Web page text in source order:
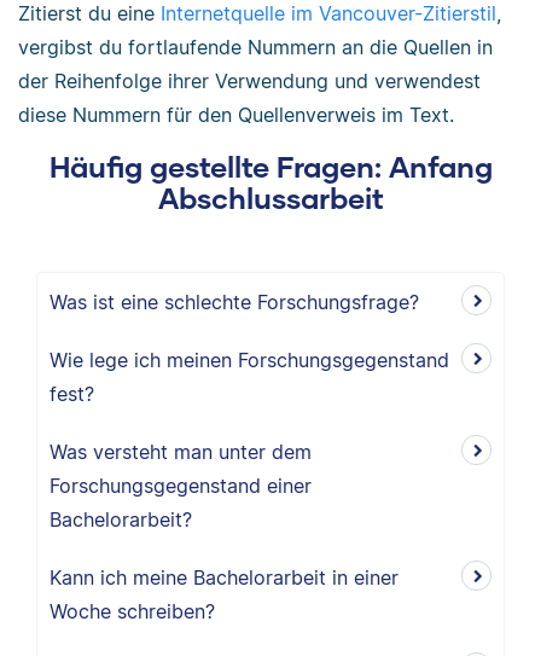
Zitierst du eine Internetquelle im Vancouver-Zitierstil,
vergibst du fortlaufende Nummern an die Quellen in
der Reihenfolge ihrer Verwendung und verwendest
diese Nummern für den Quellenverweis im Text.
Häufig gestellte Fragen: Anfang
Abschlussarbeit
Was ist eine schlechte Forschungsfrage?
Wie lege ich meinen Forschungsgegenstand
fest?
Was versteht man unter dem
Forschungsgegenstand einer
Bachelorarbeit?
Kann ich meine Bachelorarbeit in einer
Woche schreiben?